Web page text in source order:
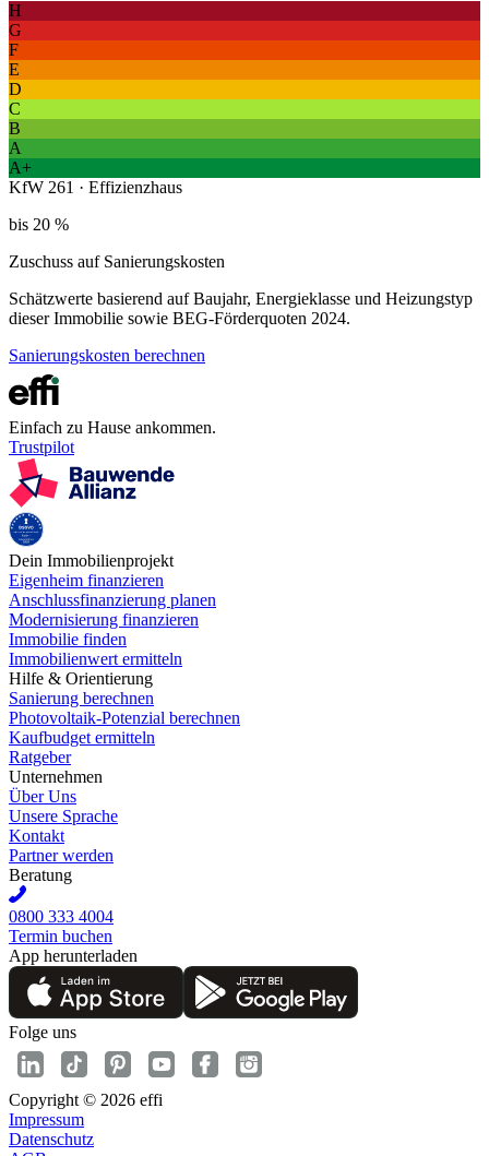
H
G
F
E
D
C
B
A
A+
KfW 261 · Effizienzhaus
bis 20 %
Zuschuss auf Sanierungskosten
Schätzwerte basierend auf Baujahr, Energieklasse und Heizungstyp
dieser Immobilie sowie BEG-Förderquoten 2024.
Sanierungskosten berechnen
Einfach zu Hause ankommen.
Trustpilot
Dein Immobilienprojekt
Eigenheim finanzieren
Anschlussfinanzierung planen
Modernisierung finanzieren
Immobilie finden
Immobilienwert ermitteln
Hilfe & Orientierung
Sanierung berechnen
Photovoltaik-Potenzial berechnen
Kaufbudget ermitteln
Ratgeber
Unternehmen
Über Uns
Unsere Sprache
Kontakt
Partner werden
Beratung
0800 333 4004
Termin buchen
App herunterladen
Folge uns
Copyright © 2026 effi
Impressum
Datenschutz